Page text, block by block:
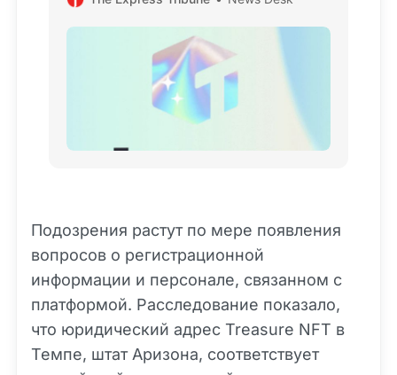
Подозрения растут по мере появления
вопросов о регистрационной
информации и персонале, связанном с
платформой. Расследование показало,
что юридический адрес Treasure NFT в
Темпе, штат Аризона, соответствует